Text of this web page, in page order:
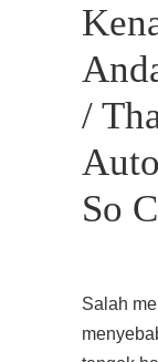
/
So
Salah